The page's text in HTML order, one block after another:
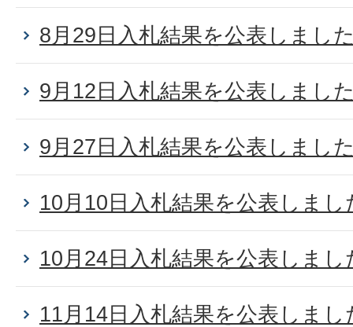
8月29日入札結果を公表しまし
9月12日入札結果を公表しまし
9月27日入札結果を公表しまし
10月10日入札結果を公表しまし
10月24日入札結果を公表しまし
11月14日入札結果を公表しまし